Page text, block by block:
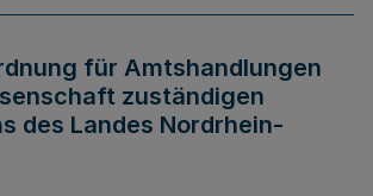
für Amtshandlungen
zuständigen
des Landes Nordrhein-